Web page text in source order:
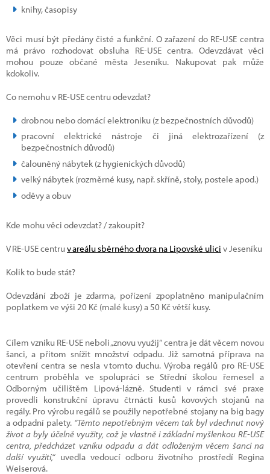
knihy, časopisy
Věci musí být předány čisté a funkční. O zařazení do RE-USE centra
má právo rozhodovat obsluha RE-USE centra. Odevzdávat věci
mohou pouze občané města Jeseníku. Nakupovat pak může
kdokoliv.
Co nemohu v RE-USE centru odevzdat?
drobnou nebo domácí elektroniku (z bezpečnostních důvodů)
pracovní elektrické nástroje či jiná elektrozařízení (z
bezpečnostních důvodů)
čalouněný nábytek (z hygienických důvodů)
velký nábytek (rozměrné kusy, např. skříně, stoly, postele apod.)
oděvy a obuv
Kde mohu věci odevzdat? / zakoupit?
V RE-USE centruv areálu sběrného dvora na Lipovské ulici v Jeseníku
Kolik to bude stát?
Odevzdání zboží je zdarma, pořízení zpoplatněno manipulačním
poplatkem ve výši 20 Kč (malé kusy) a 50 Kč větší kusy.
Cílem vzniku RE-USE neboli „znovu využij“ centra je dát věcem novou
šanci, a přitom snížit množství odpadu. Již samotná příprava na
otevření centra se nesla v tomto duchu. Výroba regálů pro RE-USE
centrum proběhla ve spolupráci se Střední školou řemesel a
Odborným učilištěm Lipová-lázně. Studenti v rámci své praxe
provedli konstrukční úpravu čtrnácti kusů kovových stojanů na
regály. Pro výrobu regálů se použily nepotřebné stojany na big bagy
a odpadní palety. “Těmto nepotřebným věcem tak byl vdechnut nový
život a byly účelně využity, což je vlastně i základní myšlenkou RE-USE
centra, předcházet vzniku odpadu a dát odloženým věcem šanci na
další využití,“ uvedla vedoucí odboru životního prostředí Regina
Weiserová.